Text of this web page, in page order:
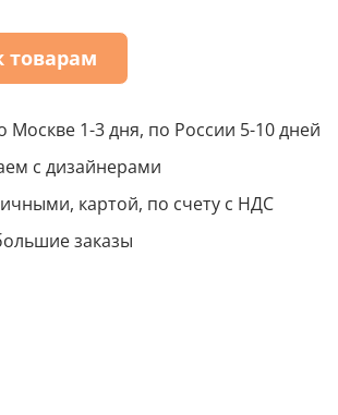
товарам
Москве 1-3 дня, по России 5-10 дней
с дизайнерами
картой, по счету с НДС
заказы